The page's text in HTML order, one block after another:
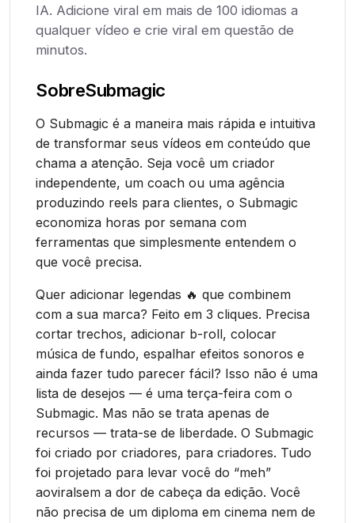
IA. Adicione viral em mais de 100 idiomas a
qualquer vídeo e crie viral em questão de
minutos.
SobreSubmagic
O Submagic é a maneira mais rápida e intuitiva
de transformar seus vídeos em conteúdo que
chama a atenção. Seja você um criador
independente, um coach ou uma agência
produzindo reels para clientes, o Submagic
economiza horas por semana com
ferramentas que simplesmente entendem o
que você precisa.
Quer adicionar legendas 🔥 que combinem
com a sua marca? Feito em 3 cliques. Precisa
cortar trechos, adicionar b-roll, colocar
música de fundo, espalhar efeitos sonoros e
ainda fazer tudo parecer fácil? Isso não é uma
lista de desejos — é uma terça-feira com o
Submagic. Mas não se trata apenas de
recursos — trata-se de liberdade. O Submagic
foi criado por criadores, para criadores. Tudo
foi projetado para levar você do “meh”
aoviralsem a dor de cabeça da edição. Você
não precisa de um diploma em cinema nem de